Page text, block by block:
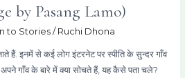
by Pasang Lamo)
to Stories/ Ruchi Dhona
हैं. इनमें से कई लोग इंटरनेट पर स्पीति के सुन्दर गाँव
अपने गाँव के बारे में क्या सोचते हैं, यह कैसे पता चले?